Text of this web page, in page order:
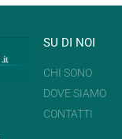
SU DI NOI
CHI SONO
DOVE SIAMO
CONTATTI